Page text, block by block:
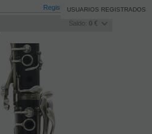
Registro /Iniciar sesión
Saldo: 0 €
USUARIOS REGISTRADOS